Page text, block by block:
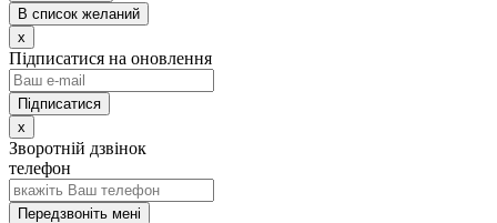
В список желаний
x
Підписатися на оновлення
x
Зворотній дзвінок
телефон
Передзвоніть мені